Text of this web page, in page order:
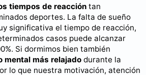
tiempos de reacción tan
deportes. La falta de sueño
significativa el tiempo de reacción,
casos puede alcanzar
Si dormimos bien también
mental más relajado durante la
lo que nuestra motivación, atención